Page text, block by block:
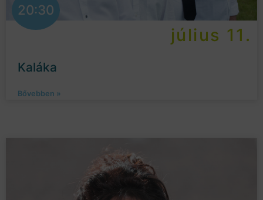
20:30
július 11.
Kaláka
Bővebben »